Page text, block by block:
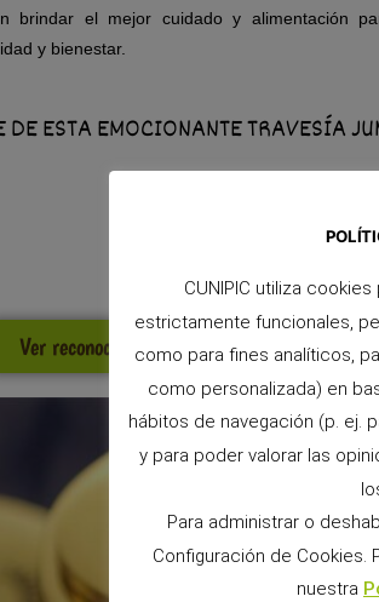
brindar el mejor cuidado y alimentación
y bienestar.
ESTA EMOCIONANTE TRAVESÍA
Ver reconocimiento
CUNIPIC utiliza
estrictamente funcionales,
como para fines analíticos,
como personalizada) en
hábitos de navegación (p. ej.
y para poder valorar las
Para administrar o
Configuración de Cookies.
nuestra